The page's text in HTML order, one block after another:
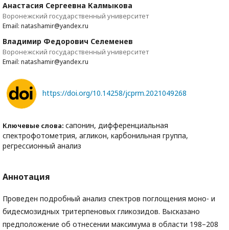
Анастасия Сергеевна Калмыкова
Воронежский государственный университет
Email: natashamir@yandex.ru
Владимир Федорович Селеменев
Воронежский государственный университет
Email: natashamir@yandex.ru
https://doi.org/10.14258/jcprm.2021049268
Ключевые слова: сапонин, дифференциальная
спектрофотометрия, агликон, карбонильная группа,
регрессионный анализ
Аннотация
Проведен подробный анализ спектров поглощения моно- и
бидесмозидных тритерпеновых гликозидов. Высказано
предположение об отнесении максимума в области 198–208